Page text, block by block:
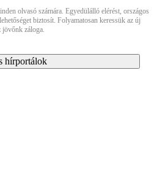
olvasó számára. Egyedülálló elérést, országos
biztosít. Folyamatosan keressük az új
záloga.
hírportálok